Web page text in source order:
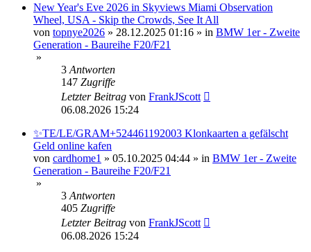
New Year's Eve 2026 in Skyviews Miami Observation
Wheel, USA - Skip the Crowds, See It All
von topnye2026 » 28.12.2025 01:16 » in BMW 1er - Zweite
Generation - Baureihe F20/F21
»
3 Antworten
147 Zugriffe
Letzter Beitrag von FrankJScott
06.08.2026 15:24
✨TE/LE/GRAM+524461192003 Klonkaarten a gefälscht
Geld online kafen
von cardhome1 » 05.10.2025 04:44 » in BMW 1er - Zweite
Generation - Baureihe F20/F21
»
3 Antworten
405 Zugriffe
Letzter Beitrag von FrankJScott
06.08.2026 15:24